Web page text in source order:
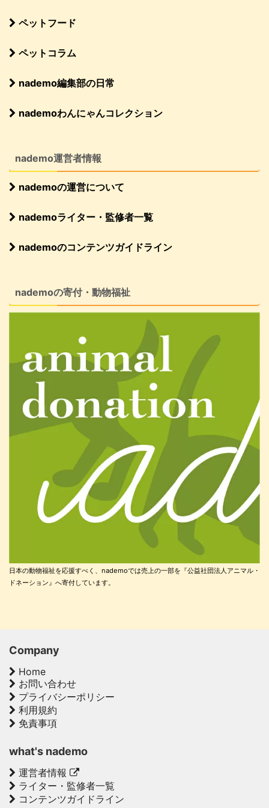
ペットフード
ペットコラム
nademo編集部の日常
nademoわんにゃんコレクション
nademo運営者情報
nademoの運営について
nademoライター・監修者一覧
nademoのコンテンツガイドライン
nademoの寄付・動物福祉
日本の動物福祉を応援すべく、nademoでは売上の一部を『公益社団法人アニマル・
ドネーション』へ寄付しています。
Company
Home
お問い合わせ
プライバシーポリシー
利用規約
免責事項
what's nademo
運営者情報
ライター・監修者一覧
コンテンツガイドライン